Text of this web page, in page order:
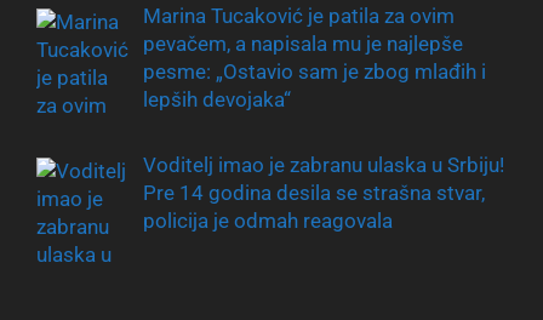
Marina Tucaković je patila za ovim
pevačem, a napisala mu je najlepše
pesme: „Ostavio sam je zbog mlađih i
lepših devojaka“
Voditelj imao je zabranu ulaska u Srbiju!
Pre 14 godina desila se strašna stvar,
policija je odmah reagovala